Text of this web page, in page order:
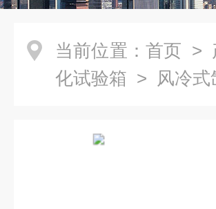
当前位置： 首页 >
化试验箱 > 风冷式